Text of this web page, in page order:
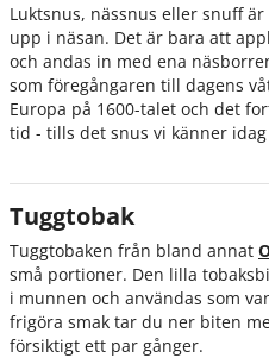
Luktsnus, nässnus eller snuff
upp i näsan. Det är bara att
och andas in med ena
som föregångaren till dagens
Europa på 1600-talet och det
tid - tills det snus vi känner
Tuggtobak
Tuggtobaken från bland annat
små portioner. Den lilla
i munnen och användas som
frigöra smak tar du ner biten
försiktigt ett par gånger.